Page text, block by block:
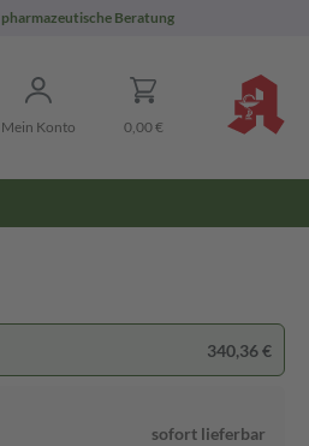
pharmazeutische Beratung
Mein Konto 0,00 €
340,36 €
sofort lieferbar